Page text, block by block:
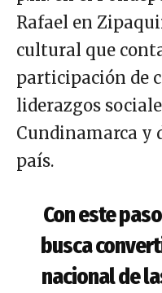
Rafael en
cultural que
participación de
liderazgos
Cundinamarca y
país.
Con este
busca
nacional de